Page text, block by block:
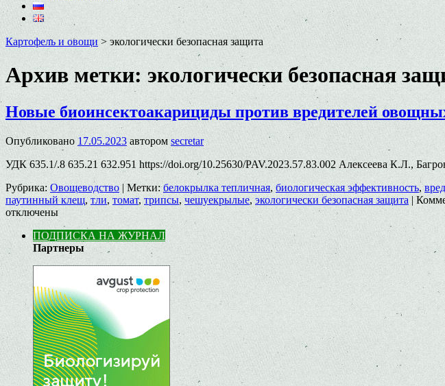
Картофель и овощи > экологически безопасная защита
Архив метки: экологически безопасная
Новые биоинсектоакарициды против вредителей
Опубликовано 17.05.2023 автором secretar
УДК 635.1/.8 635.21 632.951 https://doi.org/10.25630/PAV.2023.57.83.002 Алексеева К.Л.,
Рубрика: Овощеводство | Метки: белокрылка тепличная, биологическая эффективность,
паутинный клещ, тли,томат,трипсы, чешуекрылые, экологически безопасная защита |
отключены
ПОДПИСКА НА ЖУРНАЛ
Партнеры